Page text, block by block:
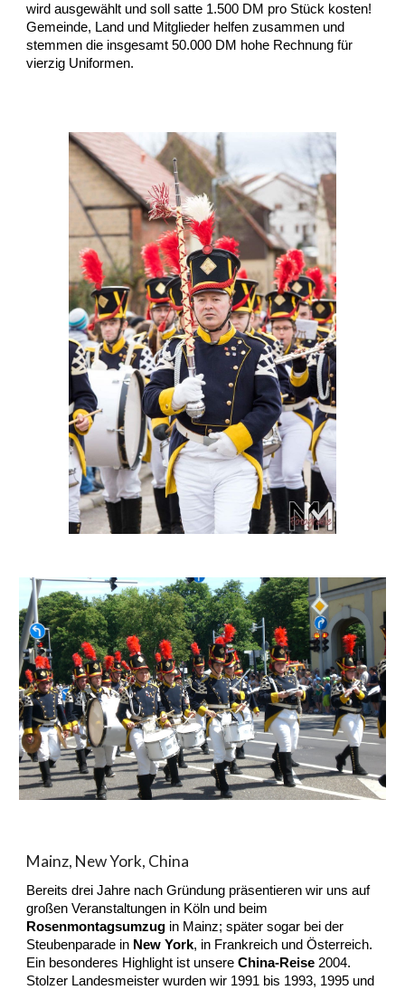
wird ausgewählt und soll satte 1.500 DM pro Stück kosten!
Gemeinde, Land und Mitglieder helfen zusammen und
stemmen die insgesamt 50.000 DM hohe Rechnung für
vierzig Uniformen.
Mainz, New York, China
Bereits drei Jahre nach Gründung präsentieren wir uns auf
großen Veranstaltungen in Köln und beim
Rosenmontagsumzug in Mainz; später sogar bei der
Steubenparade in New York, in Frankreich und Österreich.
Ein besonderes Highlight ist unsereChina-Reise 2004.
Stolzer Landesmeister wurden wir 1991 bis 1993, 1995 und